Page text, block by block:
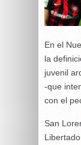
En el
la
juvenil
-que
con el
San